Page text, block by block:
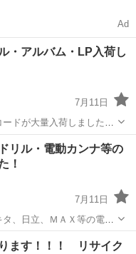
Ad
・アルバム・LP入荷し
7月11日
ドが大量入荷しました！
ジャンルを取り揃えてお
のでお早めにご来店下さ
ルショップ
リル・電動カンナ等の
！
7月11日
、日立、ＭＡＸ等の電動
り揃えております。 他に
非、ご来店頂ければ幸い
ショップ
ます！！！ リサイク